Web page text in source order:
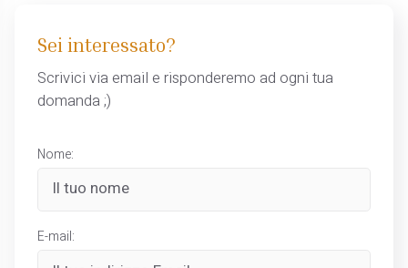
Sei interessato?
Scrivici via email e risponderemo ad ogni tua
domanda ;)
Nome:
E-mail: